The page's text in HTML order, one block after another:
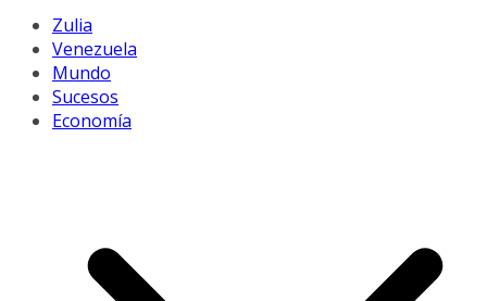
Zulia
Venezuela
Mundo
Sucesos
Economía